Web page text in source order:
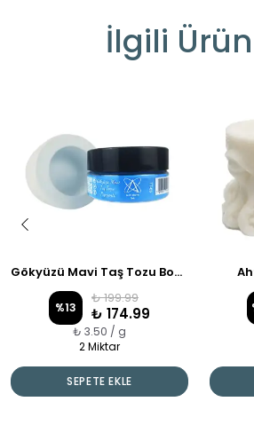
İlgili
Gökyüzü Mavi Taş Tozu Boyası
%13
₺ 199.99
₺ 174.99
₺ 3.50 / g
2 Miktar
SEPETE EKLE